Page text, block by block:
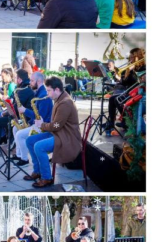
*
*
* *
*
*
*
*
*